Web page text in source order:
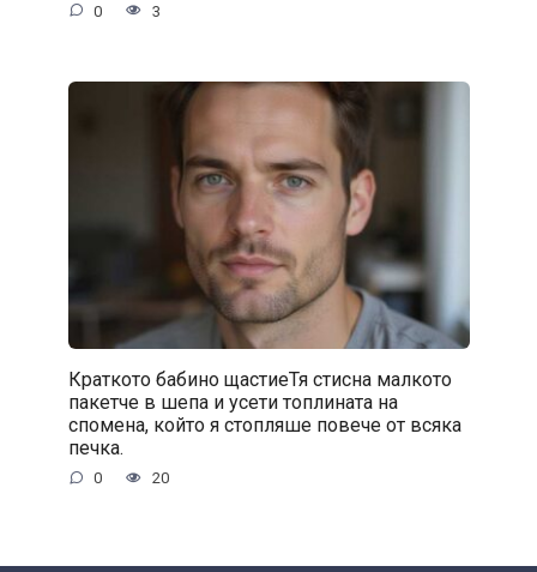
0 3
Краткото бабино щастиеТя стисна малкото
пакетче в шепа и усети топлината на
спомена, който я стопляше повече от всяка
печка.
0 20